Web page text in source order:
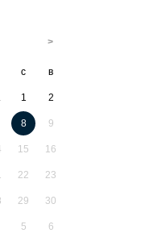
с в
1 2
8 9
15 16
22 23
29 30
5 6